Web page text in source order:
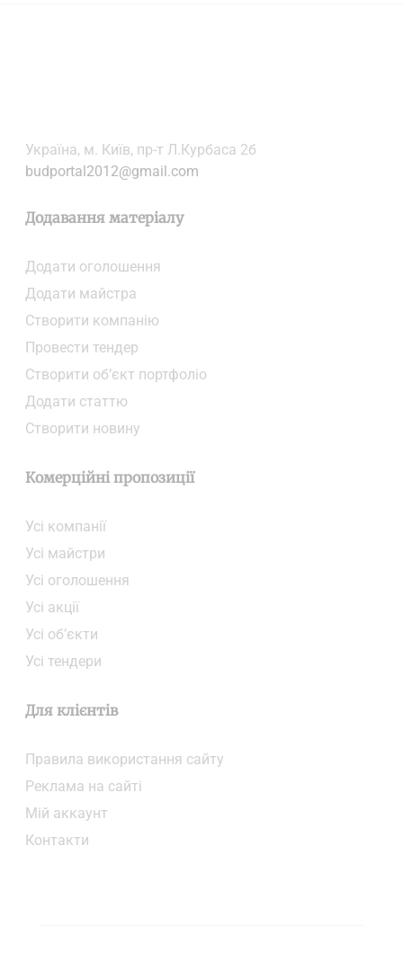
Українa, м. Київ, пр-т Л.Курбаса 2б
budportal2012@gmail.com
Додавання матеріалу
Додати oголошення
Додати майстра
Створити компанiю
Провести тендер
Створити об’єкт портфоліо
Додати статтю
Створити новину
Комерційні пропозиції
Усі компанії
Усі майстри
Усі оголошення
Усі акції
Усі об’єкти
Усі тендери
Для клієнтів
Правила використання сайту
Реклама на сайті
Мій аккаунт
Контакти